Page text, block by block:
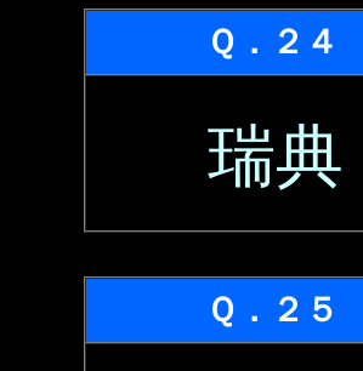
Ｑ．２４
瑞典
Ｑ．２５